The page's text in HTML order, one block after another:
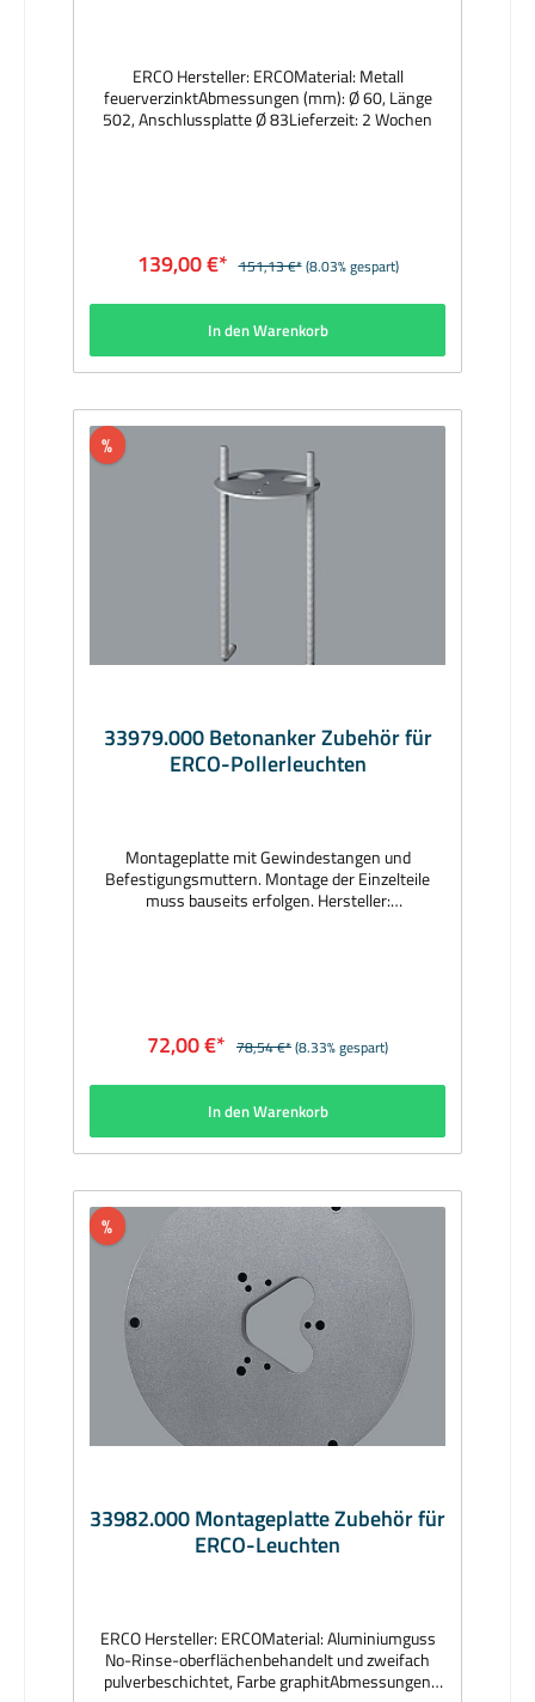
ERCO Hersteller: ERCOMaterial: Metall
feuerverzinktAbmessungen (mm): Ø 60, Länge
502, Anschlussplatte Ø 83Lieferzeit: 2 Wochen
139,00 €* 151,13 €*(8.03% gespart)
In den Warenkorb
%
33979.000 Betonanker Zubehör für
ERCO-Pollerleuchten
Montageplatte mit Gewindestangen und
Befestigungsmuttern. Montage der Einzelteile
muss bauseits erfolgen. Hersteller:
72,00 €* 78,54 €*(8.33% gespart)
In den Warenkorb
%
33982.000 Montageplatte Zubehör für
ERCO-Leuchten
ERCO Hersteller: ERCOMaterial: Aluminiumguss
No-Rinse-oberflächenbehandelt und zweifach
pulverbeschichtet, Farbe graphitAbmessungen